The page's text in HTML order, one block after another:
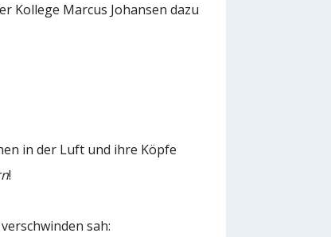
Kollege Marcus Johansen dazu
in der Luft und ihre Köpfe
!
sah: